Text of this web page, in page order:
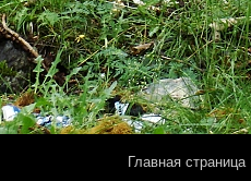
Главная страница|